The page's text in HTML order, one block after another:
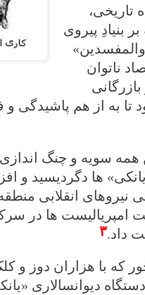
تاریخی،
بنیادِ پیروی
ناتوان
تا به از هم پاشیدگی
سویه و چنگ اندازی
ها دگردیسید و
نیروهای انقلابی
امپریالیست ها در
داد.۳
که با هزاران دوز و
دیوانسالاری